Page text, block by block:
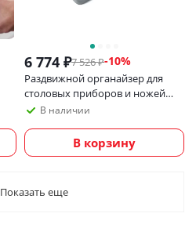
6 774 ₽7 526₽-10%
Раздвижной органайзер для
столовых приборов и ножей
Joseph Joseph DrawerStore
В наличии
В корзину
Показать еще